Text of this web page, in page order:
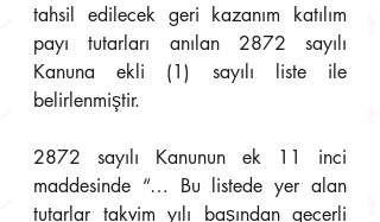
tahsil edilecek geri kazanım katılım
payı tutarları anılan 2872 sayılı
Kanuna ekli (1) sayılı liste ile
belirlenmiştir.
2872 sayılı Kanunun ek 11 inci
maddesinde “… Bu listede yer alan
tutarlar takvim yılı başından geçerli